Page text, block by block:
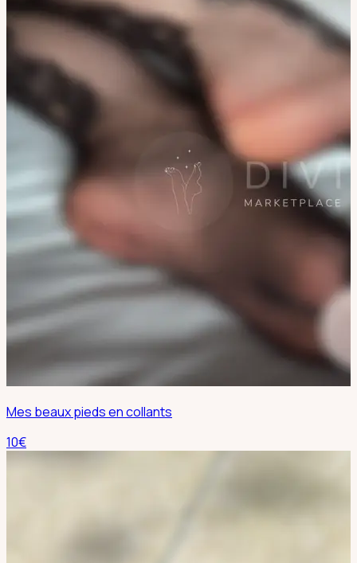
Mes beaux pieds en collants
10€